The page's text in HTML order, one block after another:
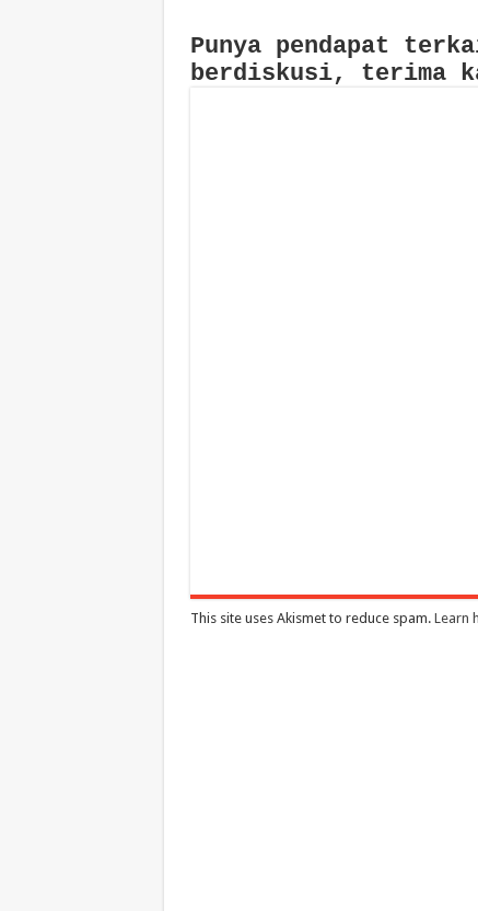
Punya pendapat
berdiskusi, terima
This site uses Akismet to reduce spam. Learn